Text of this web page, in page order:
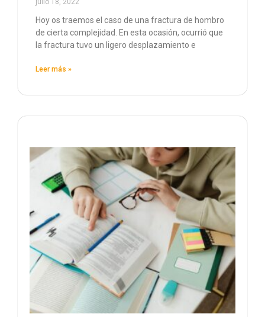
julio 18, 2022
Hoy os traemos el caso de una fractura de hombro
de cierta complejidad. En esta ocasión, ocurrió que
la fractura tuvo un ligero desplazamiento e
Leer más »